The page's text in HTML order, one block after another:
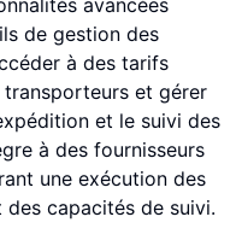
avancées
de gestion des
à des tarifs
et gérer
et le suivi des
à des fournisseurs
une exécution des
capacités de suivi.